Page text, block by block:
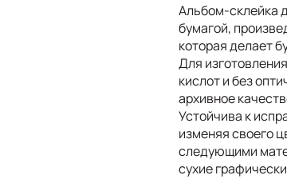
Альбом-склейка
бумагой,
которая делает
Для
кислот и без
архивное
Устойчива к
изменяя своего
следующими
сухие